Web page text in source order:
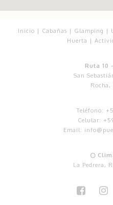
Inicio | Cabañas | Glamping |
Huerta |
Ruta 10
San
Teléfono:
Celular:
Email:

La Pedrera,
 